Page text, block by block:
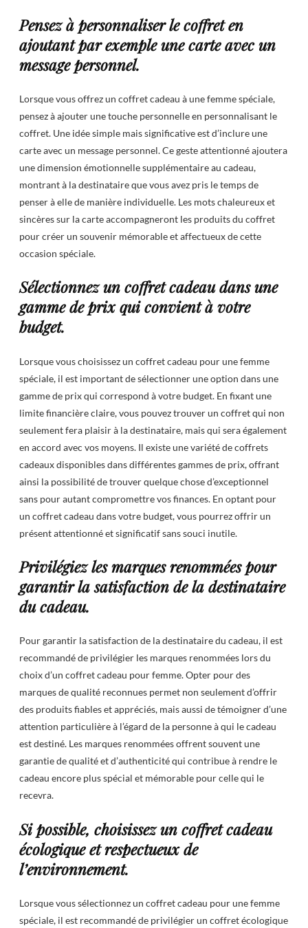
Pensez à personnaliser le coffret en
ajoutant par exemple une carte avec un
message personnel.
Lorsque vous offrez un coffret cadeau à une femme spéciale,
pensez à ajouter une touche personnelle en personnalisant le
coffret. Une idée simple mais significative est d’inclure une
carte avec un message personnel. Ce geste attentionné ajoutera
une dimension émotionnelle supplémentaire au cadeau,
montrant à la destinataire que vous avez pris le temps de
penser à elle de manière individuelle. Les mots chaleureux et
sincères sur la carte accompagneront les produits du coffret
pour créer un souvenir mémorable et affectueux de cette
occasion spéciale.
Sélectionnez un coffret cadeau dans une
gamme de prix qui convient à votre
budget.
Lorsque vous choisissez un coffret cadeau pour une femme
spéciale, il est important de sélectionner une option dans une
gamme de prix qui correspond à votre budget. En fixant une
limite financière claire, vous pouvez trouver un coffret qui non
seulement fera plaisir à la destinataire, mais qui sera également
en accord avec vos moyens. Il existe une variété de coffrets
cadeaux disponibles dans différentes gammes de prix, offrant
ainsi la possibilité de trouver quelque chose d’exceptionnel
sans pour autant compromettre vos finances. En optant pour
un coffret cadeau dans votre budget, vous pourrez offrir un
présent attentionné et significatif sans souci inutile.
Privilégiez les marques renommées pour
garantir la satisfaction de la destinataire
du cadeau.
Pour garantir la satisfaction de la destinataire du cadeau, il est
recommandé de privilégier les marques renommées lors du
choix d’un coffret cadeau pour femme. Opter pour des
marques de qualité reconnues permet non seulement d’offrir
des produits fiables et appréciés, mais aussi de témoigner d’une
attention particulière à l’égard de la personne à qui le cadeau
est destiné. Les marques renommées offrent souvent une
garantie de qualité et d’authenticité qui contribue à rendre le
cadeau encore plus spécial et mémorable pour celle qui le
recevra.
Si possible, choisissez un coffret cadeau
écologique et respectueux de
l’environnement.
Lorsque vous sélectionnez un coffret cadeau pour une femme
spéciale, il est recommandé de privilégier un coffret écologique